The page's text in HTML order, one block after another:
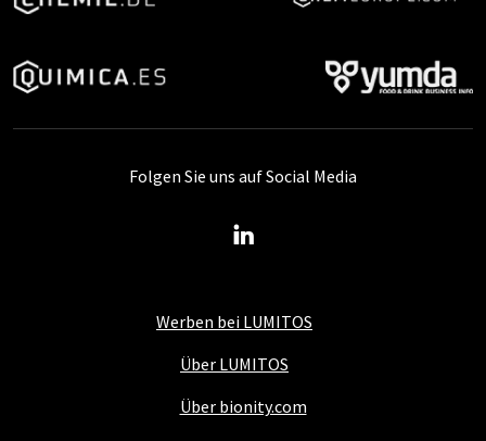
Werben bei LUMITOS
Über LUMITOS
Über bionity.com
Folgen Sie uns auf Social Media